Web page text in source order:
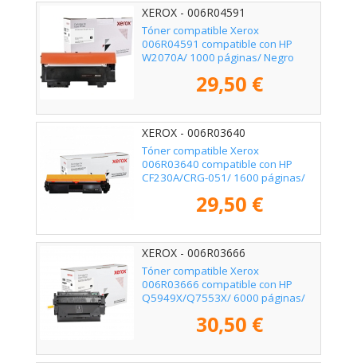
XEROX - 006R04591
Tóner compatible Xerox
006R04591 compatible con HP
W2070A/ 1000 páginas/ Negro
29,50 €
XEROX - 006R03640
Tóner compatible Xerox
006R03640 compatible con HP
CF230A/CRG-051/ 1600 páginas/
29,50 €
XEROX - 006R03666
Tóner compatible Xerox
006R03666 compatible con HP
Q5949X/Q7553X/ 6000 páginas/
30,50 €